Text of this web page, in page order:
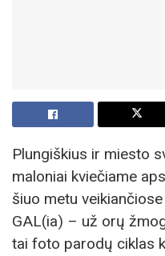
Plungiškius ir miesto
maloniai kviečiame
šiuo metu
GAL(ia) – už orų
tai foto parodų ciklas